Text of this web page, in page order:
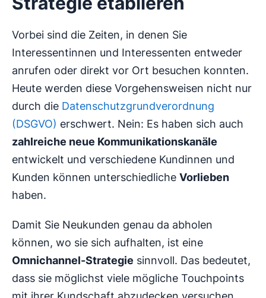
Vorbei sind die Zeiten, in denen Sie
Interessentinnen und Interessenten entweder
anrufen oder direkt vor Ort besuchen konnten.
Heute werden diese Vorgehensweisen nicht nur
durch die Datenschutzgrundverordnung
(DSGVO) erschwert. Nein: Es haben sich auch
zahlreiche neue Kommunikationskanäle
entwickelt und verschiedene Kundinnen und
Kunden können unterschiedliche Vorlieben
haben.
Damit Sie Neukunden genau da abholen
können, wo sie sich aufhalten, ist eine
Omnichannel-Strategie sinnvoll. Das bedeutet,
dass sie möglichst viele mögliche Touchpoints